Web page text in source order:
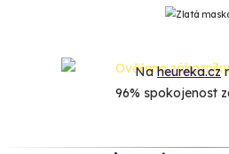
Naheureka.cz
96% spokojenost